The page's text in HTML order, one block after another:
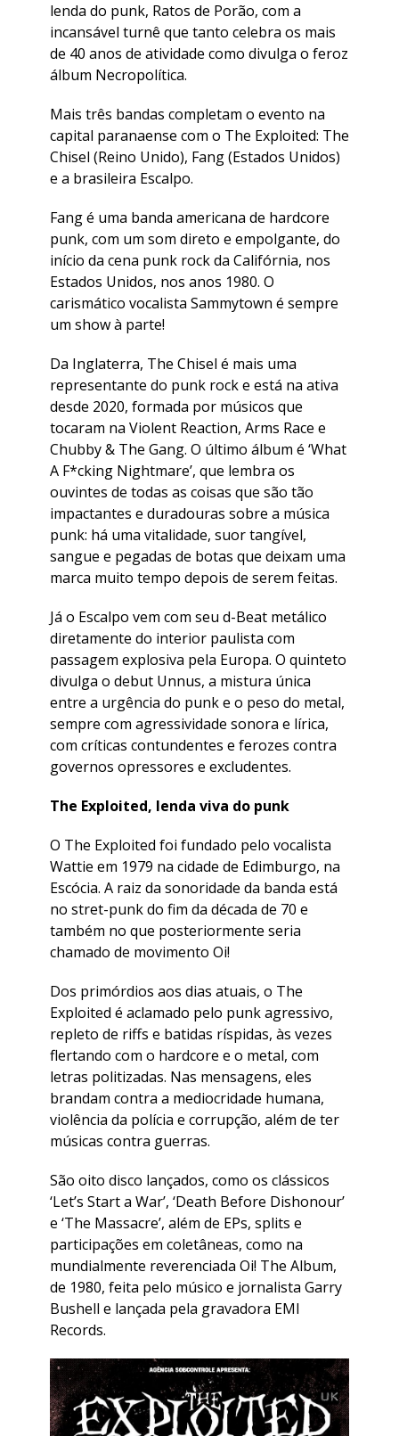
lenda do punk, Ratos de Porão, com a
incansável turnê que tanto celebra os mais
de 40 anos de atividade como divulga o feroz
álbum Necropolítica.
Mais três bandas completam o evento na
capital paranaense com o The Exploited: The
Chisel (Reino Unido), Fang (Estados Unidos)
e a brasileira Escalpo.
Fang é uma banda americana de hardcore
punk, com um som direto e empolgante, do
início da cena punk rock da Califórnia, nos
Estados Unidos, nos anos 1980. O
carismático vocalista Sammytown é sempre
um show à parte!
Da Inglaterra, The Chisel é mais uma
representante do punk rock e está na ativa
desde 2020, formada por músicos que
tocaram na Violent Reaction, Arms Race e
Chubby & The Gang. O último álbum é ‘What
A F*cking Nightmare’, que lembra os
ouvintes de todas as coisas que são tão
impactantes e duradouras sobre a música
punk: há uma vitalidade, suor tangível,
sangue e pegadas de botas que deixam uma
marca muito tempo depois de serem feitas.
Já o Escalpo vem com seu d-Beat metálico
diretamente do interior paulista com
passagem explosiva pela Europa. O quinteto
divulga o debut Unnus, a mistura única
entre a urgência do punk e o peso do metal,
sempre com agressividade sonora e lírica,
com críticas contundentes e ferozes contra
governos opressores e excludentes.
The Exploited, lenda viva do punk
O The Exploited foi fundado pelo vocalista
Wattie em 1979 na cidade de Edimburgo, na
Escócia. A raiz da sonoridade da banda está
no stret-punk do fim da década de 70 e
também no que posteriormente seria
chamado de movimento Oi!
Dos primórdios aos dias atuais, o The
Exploited é aclamado pelo punk agressivo,
repleto de riffs e batidas ríspidas, às vezes
flertando com o hardcore e o metal, com
letras politizadas. Nas mensagens, eles
brandam contra a mediocridade humana,
violência da polícia e corrupção, além de ter
músicas contra guerras.
São oito disco lançados, como os clássicos
‘Let’s Start a War’, ‘Death Before Dishonour’
e ‘The Massacre’, além de EPs, splits e
participações em coletâneas, como na
mundialmente reverenciada Oi! The Album,
de 1980, feita pelo músico e jornalista Garry
Bushell e lançada pela gravadora EMI
Records.